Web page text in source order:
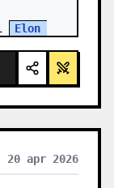
Elon
20 apr 2026